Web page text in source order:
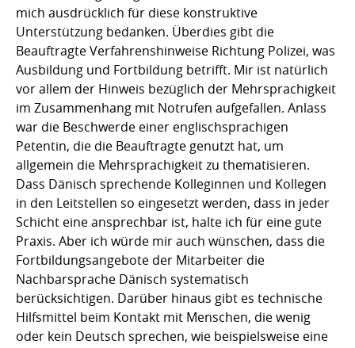
mich ausdrücklich für diese konstruktive
Unterstützung bedanken. Überdies gibt die
Beauftragte Verfahrenshinweise Richtung Polizei, was
Ausbildung und Fortbildung betrifft. Mir ist natürlich
vor allem der Hinweis bezüglich der Mehrsprachigkeit
im Zusammenhang mit Notrufen aufgefallen. Anlass
war die Beschwerde einer englischsprachigen
Petentin, die die Beauftragte genutzt hat, um
allgemein die Mehrsprachigkeit zu thematisieren.
Dass Dänisch sprechende Kolleginnen und Kollegen
in den Leitstellen so eingesetzt werden, dass in jeder
Schicht eine ansprechbar ist, halte ich für eine gute
Praxis. Aber ich würde mir auch wünschen, dass die
Fortbildungsangebote der Mitarbeiter die
Nachbarsprache Dänisch systematisch
berücksichtigen. Darüber hinaus gibt es technische
Hilfsmittel beim Kontakt mit Menschen, die wenig
oder kein Deutsch sprechen, wie beispielsweise eine